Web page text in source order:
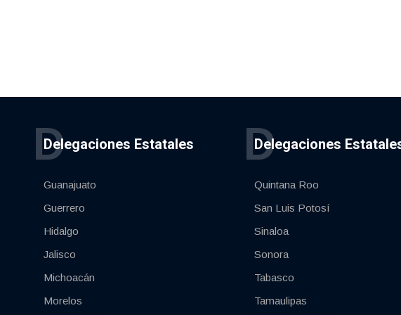
Delegaciones Estatales
D
Guanajuato
Guerrero
Hidalgo
Jalisco
Michoacán
Morelos
Delegaciones
D
Quintana Roo
San Luis Potosí
Sinaloa
Sonora
Tabasco
Tamaulipas